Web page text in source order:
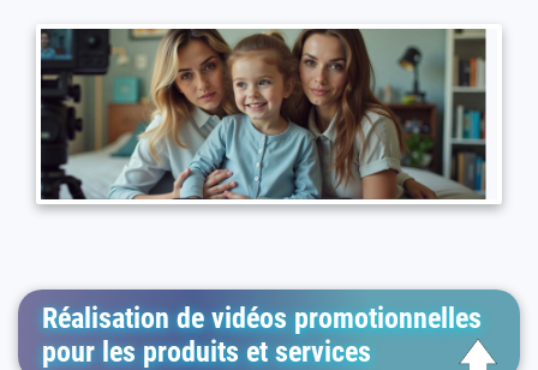
Réalisation de vidéos promotionnelles
pour les produits et services